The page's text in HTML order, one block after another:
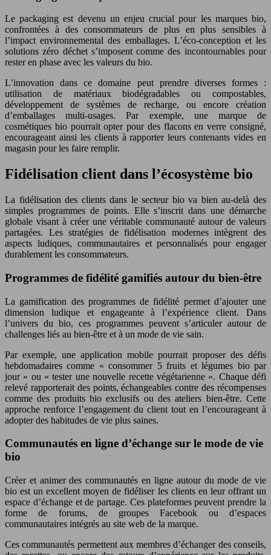
Le packaging est devenu un enjeu crucial pour les marques bio,
confrontées à des consommateurs de plus en plus sensibles à
l’impact environnemental des emballages. L’éco-conception et les
solutions zéro déchet s’imposent comme des incontournables pour
rester en phase avec les valeurs du bio.
L’innovation dans ce domaine peut prendre diverses formes :
utilisation de matériaux biodégradables ou compostables,
développement de systèmes de recharge, ou encore création
d’emballages multi-usages. Par exemple, une marque de
cosmétiques bio pourrait opter pour des flacons en verre consigné,
encourageant ainsi les clients à rapporter leurs contenants vides en
magasin pour les faire remplir.
Fidélisation client dans l’écosystème bio
La fidélisation des clients dans le secteur bio va bien au-delà des
simples programmes de points. Elle s’inscrit dans une démarche
globale visant à créer une véritable communauté autour de valeurs
partagées. Les stratégies de fidélisation modernes intègrent des
aspects ludiques, communautaires et personnalisés pour engager
durablement les consommateurs.
Programmes de fidélité gamifiés autour du bien-être
La gamification des programmes de fidélité permet d’ajouter une
dimension ludique et engageante à l’expérience client. Dans
l’univers du bio, ces programmes peuvent s’articuler autour de
challenges liés au bien-être et à un mode de vie sain.
Par exemple, une application mobile pourrait proposer des défis
hebdomadaires comme « consommer 5 fruits et légumes bio par
jour » ou « tester une nouvelle recette végétarienne ». Chaque défi
relevé rapporterait des points, échangeables contre des récompenses
comme des produits bio exclusifs ou des ateliers bien-être. Cette
approche renforce l’engagement du client tout en l’encourageant à
adopter des habitudes de vie plus saines.
Communautés en ligne d’échange sur le mode de vie
bio
Créer et animer des communautés en ligne autour du mode de vie
bio est un excellent moyen de fidéliser les clients en leur offrant un
espace d’échange et de partage. Ces plateformes peuvent prendre la
forme de forums, de groupes Facebook ou d’espaces
communautaires intégrés au site web de la marque.
Ces communautés permettent aux membres d’échanger des conseils,